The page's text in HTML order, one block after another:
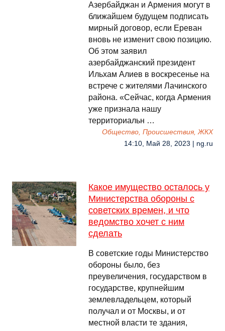
Азербайджан и Армения могут в
ближайшем будущем подписать
мирный договор, если Ереван
вновь не изменит свою позицию.
Об этом заявил
азербайджанский президент
Ильхам Алиев в воскресенье на
встрече с жителями Лачинского
района. «Сейчас, когда Армения
уже признала нашу
территориальн …
Общество, Происшествия, ЖКХ
14:10, Май 28, 2023 | ng.ru
Какое имущество осталось у
Министерства обороны с
советских времен, и что
ведомство хочет с ним
сделать
В советские годы Министерство
обороны было, без
преувеличения, государством в
государстве, крупнейшим
землевладельцем, который
получал и от Москвы, и от
местной власти те здания,